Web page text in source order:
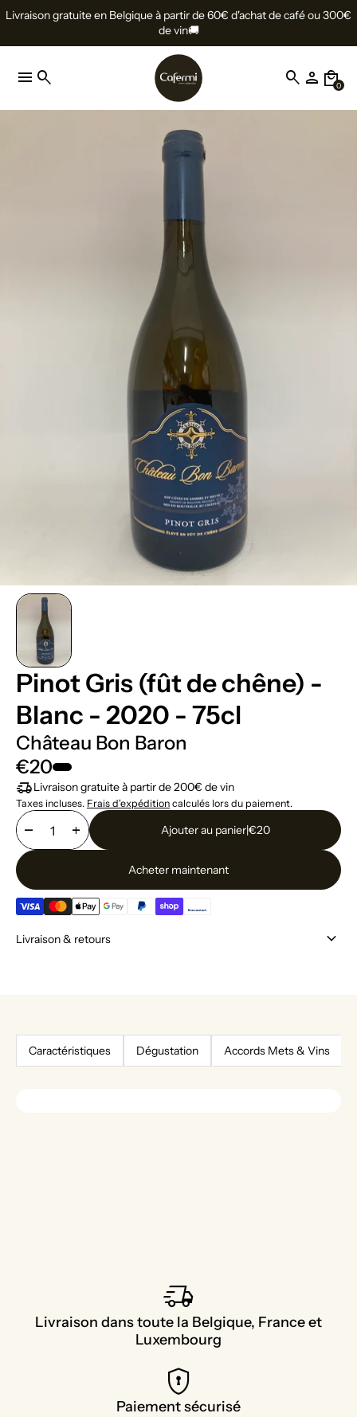
Livraison gratuite en Belgique à partir de 60€ d'achat de café ou 300€
de vin🚚
menu search search person local_mall
0
Pinot Gris (fût de chêne) -
Blanc - 2020 - 75cl
Château Bon Baron
€20
delivery_truck_speedLivraison gratuite à partir de 200€ de vin
Taxes incluses. Frais d'expédition calculés lors du paiement.
remove add Ajouter au panier|€20
Acheter maintenant
Livraison & retours keyboard_arrow_down
Caractéristiques Dégustation Accords Mets & Vins
delivery_truck_speed
Livraison dans toute la Belgique, France et
Luxembourg
encrypted
Paiement sécurisé